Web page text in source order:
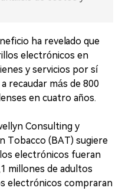
ha revelado que
electrónicos en
y servicios por sí
recaudar más de 800
en cuatro años.
Consulting y
Tobacco (BAT) sugiere
electrónicos fueran
millones de adultos
electrónicos compraran